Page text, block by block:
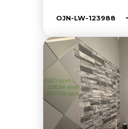
OJN-LW-123988